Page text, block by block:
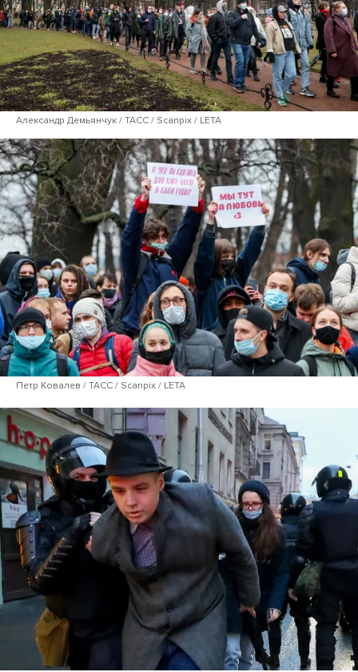
Александр Демьянчук / ТАСС / Scanpix / LETA
Петр Ковалев / ТАСС / Scanpix / LETA